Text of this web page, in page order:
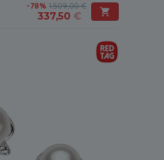
-78% 1.509,00 €
337,50 €